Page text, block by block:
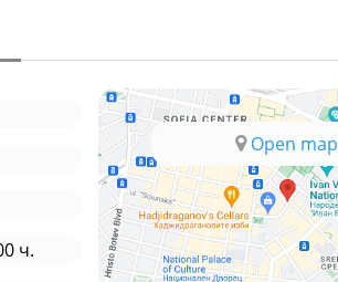
ч.
Open map